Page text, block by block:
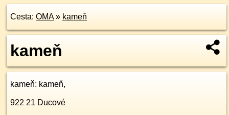
Cesta: OMA» kameň
kameň
kameň: kameň,
922 21 Ducové